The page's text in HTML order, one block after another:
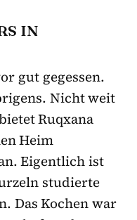
IN
gut gegessen.
Nicht weit
Ruqxana
Heim
Eigentlich ist
studierte
Das Kochen war